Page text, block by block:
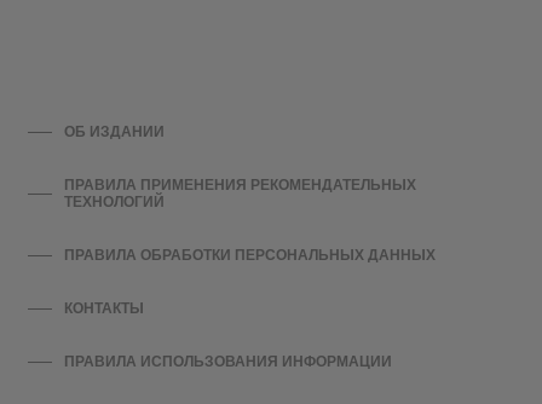
ОБ ИЗДАНИИ
ПРАВИЛА ПРИМЕНЕНИЯ РЕКОМЕНДАТЕЛЬНЫХ
ТЕХНОЛОГИЙ
ПРАВИЛА ОБРАБОТКИ ПЕРСОНАЛЬНЫХ ДАННЫХ
КОНТАКТЫ
ПРАВИЛА ИСПОЛЬЗОВАНИЯ ИНФОРМАЦИИ